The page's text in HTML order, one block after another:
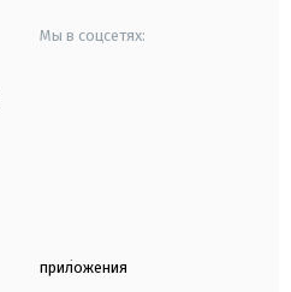
Мы в соцсетях:
приложения